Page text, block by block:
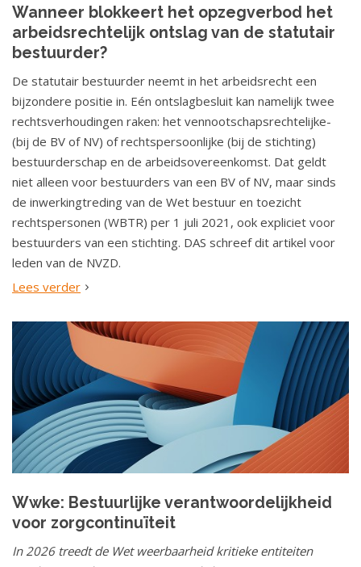
Wanneer blokkeert het opzegverbod het
arbeidsrechtelijk ontslag van de statutair
bestuurder?
De statutair bestuurder neemt in het arbeidsrecht een
bijzondere positie in. Eén ontslagbesluit kan namelijk twee
rechtsverhoudingen raken: het vennootschapsrechtelijke-
(bij de BV of NV) of rechtspersoonlijke (bij de stichting)
bestuurderschap en de arbeidsovereenkomst. Dat geldt
niet alleen voor bestuurders van een BV of NV, maar sinds
de inwerkingtreding van de Wet bestuur en toezicht
rechtspersonen (WBTR) per 1 juli 2021, ook expliciet voor
bestuurders van een stichting. DAS schreef dit artikel voor
leden van de NVZD.
Lees verder
Wwke: Bestuurlijke verantwoordelijkheid
voor zorgcontinuïteit
In 2026 treedt de Wet weerbaarheid kritieke entiteiten